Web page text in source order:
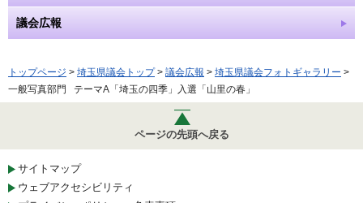
議会広報
トップページ > 埼玉県議会トップ> 議会広報 > 埼玉県議会フォトギャラリー >
一般写真部門 テーマA「埼玉の四季」入選「山里の春」
ページの先頭へ戻る
サイトマップ
ウェブアクセシビリティ